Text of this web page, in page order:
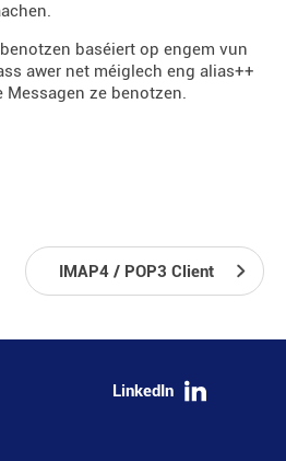
baséiert op engem vun
awer net méiglech eng alias++
Messagen ze benotzen.
IMAP4 / POP3 Client
LinkedIn